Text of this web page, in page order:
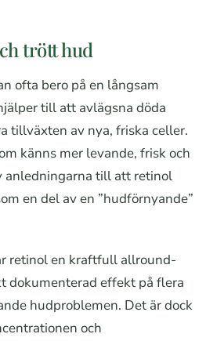
trött hud
ofta bero på en långsam
till att avlägsna döda
tillväxten av nya, friska celler.
känns mer levande, frisk och
anledningarna till att retinol
en del av en ”hudförnyande”
retinol en kraftfull allround-
dokumenterad effekt på flera
hudproblemen. Det är dock
och